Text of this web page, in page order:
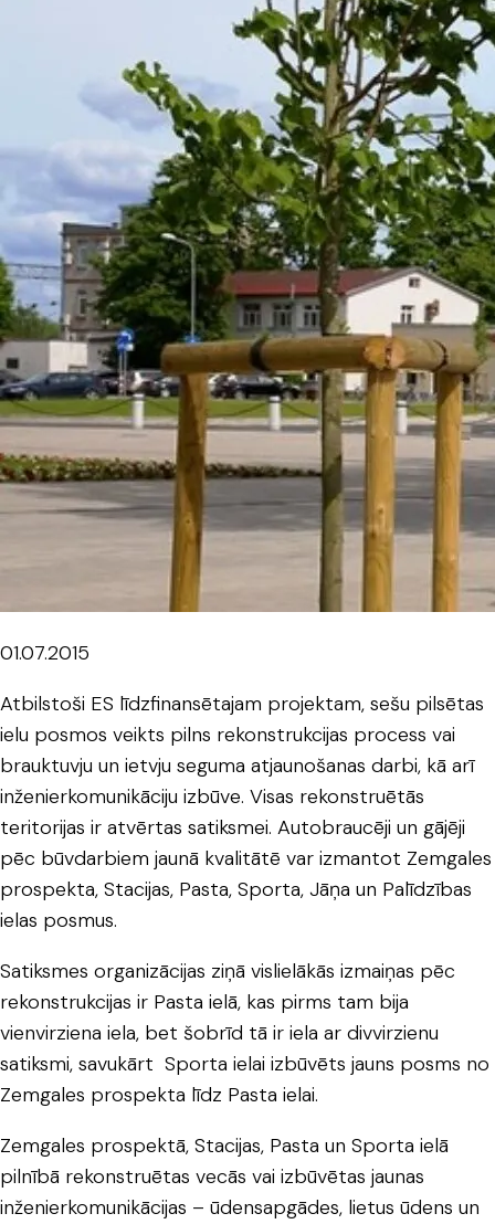
01.07.2015
Atbilstoši ES līdzfinansētajam projektam, sešu pilsētas
ielu posmos veikts pilns rekonstrukcijas process vai
brauktuvju un ietvju seguma atjaunošanas darbi, kā arī
inženierkomunikāciju izbūve. Visas rekonstruētās
teritorijas ir atvērtas satiksmei. Autobraucēji un gājēji
pēc būvdarbiem jaunā kvalitātē var izmantot Zemgales
prospekta, Stacijas, Pasta, Sporta, Jāņa un Palīdzības
ielas posmus.
Satiksmes organizācijas ziņā vislielākās izmaiņas pēc
rekonstrukcijas ir Pasta ielā, kas pirms tam bija
vienvirziena iela, bet šobrīd tā ir iela ar divvirzienu
satiksmi, savukārt Sporta ielai izbūvēts jauns posms no
Zemgales prospekta līdz Pasta ielai.
Zemgales prospektā, Stacijas, Pasta un Sporta ielā
pilnībā rekonstruētas vecās vai izbūvētas jaunas
inženierkomunikācijas – ūdensapgādes, lietus ūdens un